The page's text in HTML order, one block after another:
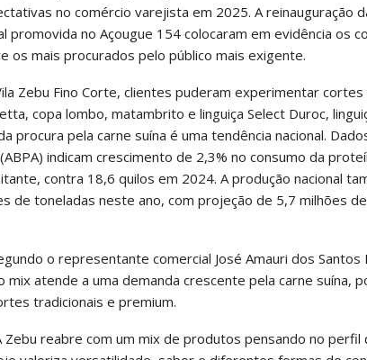
no comércio varejista em 2025. A reinauguração
promovida no Açougue 154 colocaram em evidência os
os mais procurados pelo público mais exigente.
Zebu Fino Corte, clientes puderam experimentar
copa lombo, matambrito e linguiça Select Duroc,
procura pela carne suína é uma tendência nacional.
indicam crescimento de 2,3% no consumo da
contra 18,6 quilos em 2024. A produção nacional
de toneladas neste ano, com projeção de 5,7 milhões
o representante comercial José Amauri dos Santos
mix atende a uma demanda crescente pela carne suína,
tradicionais e premium.
Zebu reabre com um mix de produtos pensando no perfil